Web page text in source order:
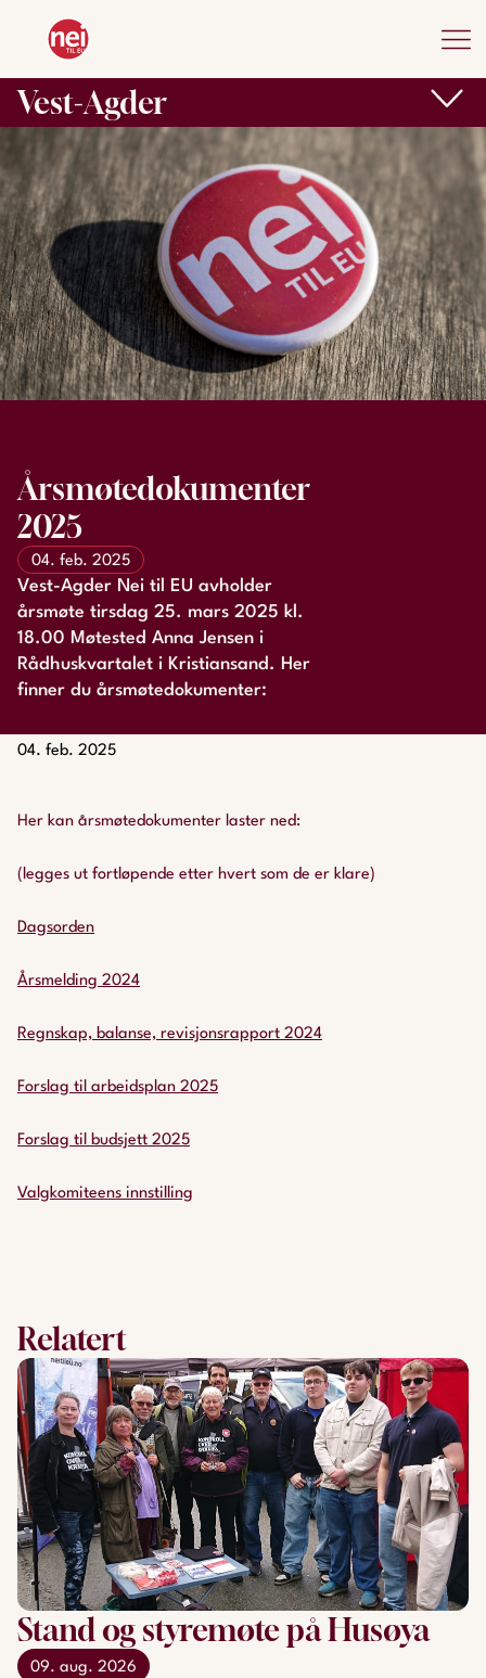
Vest-Agder
04. feb. 2025
Årsmøtedokumenter
2025
04. feb. 2025
Vest-Agder Nei til EU avholder
årsmøte tirsdag 25. mars 2025 kl.
18.00 Møtested Anna Jensen i
Rådhuskvartalet i Kristiansand. Her
finner du årsmøtedokumenter:
Her kan årsmøtedokumenter laster ned:
(legges ut fortløpende etter hvert som de er klare)
Dagsorden
Årsmelding 2024
Regnskap, balanse, revisjonsrapport 2024
Forslag til arbeidsplan 2025
Forslag til budsjett 2025
Valgkomiteens innstilling
Relatert
Stand og styremøte på Husøya
09. aug. 2026